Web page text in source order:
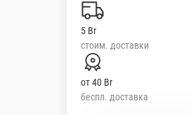
5 Br
стоим. доставки
от40 Br
беспл. доставка